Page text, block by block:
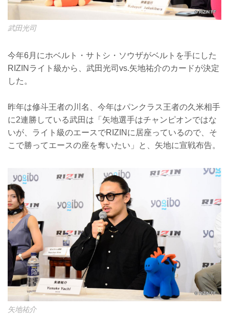
武田光司
今年6月にホベルト・サトシ・ソウザがベルトを手にした
RIZINライト級から、武田光司vs.矢地祐介のカードが決定
した。
昨年は修斗王者の川名、今年はパンクラス王者の久米相手
に2連勝している武田は「矢地選手はチャンピオンではな
いが、ライト級のエースでRIZINに居座っているので、そ
こで勝ってエースの座を奪いたい」と、矢地に宣戦布告。
矢地祐介